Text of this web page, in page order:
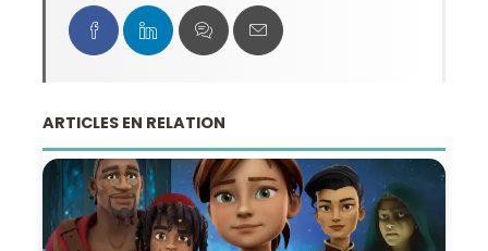
ARTICLES EN RELATION